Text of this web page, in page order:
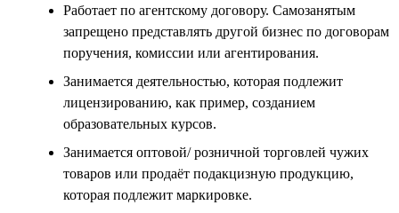
Работает по агентскому договору. Самозанятым
запрещено представлять другой бизнес по договорам
поручения, комиссии или агентирования.
Занимается деятельностью, которая подлежит
лицензированию, как пример, созданием
образовательных курсов.
Занимается оптовой/ розничной торговлей чужих
товаров или продаёт подакцизную продукцию,
которая подлежит маркировке.